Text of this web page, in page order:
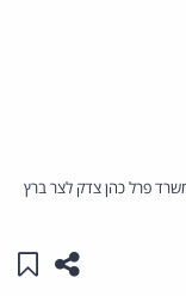
פרל כהן צדק לצר ברץ
שתפו